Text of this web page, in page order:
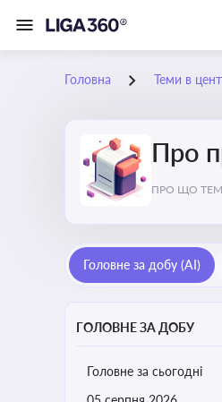
Головна Теми в
Про
ПРО ЩО
Головне за добу (AI)
ГОЛОВНЕ ЗА ДОБУ
Головне за сьогодні